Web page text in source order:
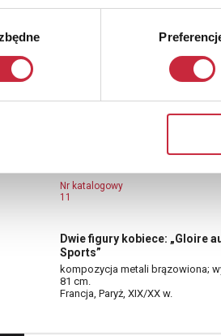
Rzeźba alegoryczna
Polska, Zakopane?, 3 ćw. XX w.
Nr katalogowy
11
Dwie figury kobiece: „Gloire
Sports”
kompozycja metali brązowiona;
81 cm.
Francja, Paryż, XIX/XX w.